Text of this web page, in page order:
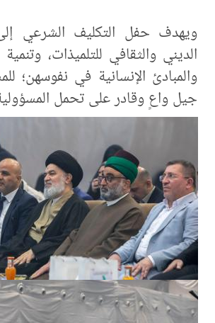
ويهدف حفل التكليف الشرعي
الديني والثقافي للتلميذات، وتنمية
والمبادئ الإنسانية في نفوسهن؛
جيل واعٍ وقادر على تحمل